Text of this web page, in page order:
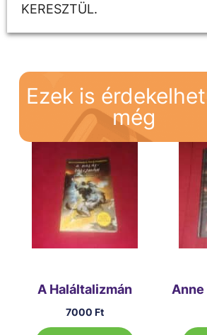
KERESZTÜL.
Ezek is
még
A Haláltalizmán
7000Ft
Anne